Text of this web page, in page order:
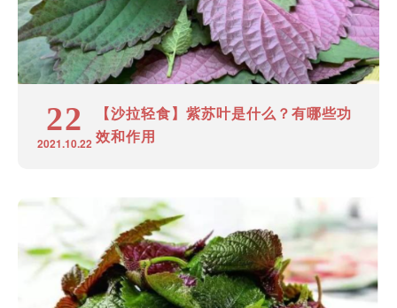
22
2021.10.22
【沙拉轻食】紫苏叶是什么？有哪些功
效和作用